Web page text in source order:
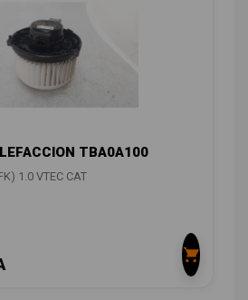
TBA0A100
1.0 VTEC CAT